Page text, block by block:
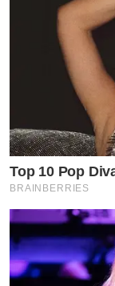
Top 10 Pop
BRAINBERRIES